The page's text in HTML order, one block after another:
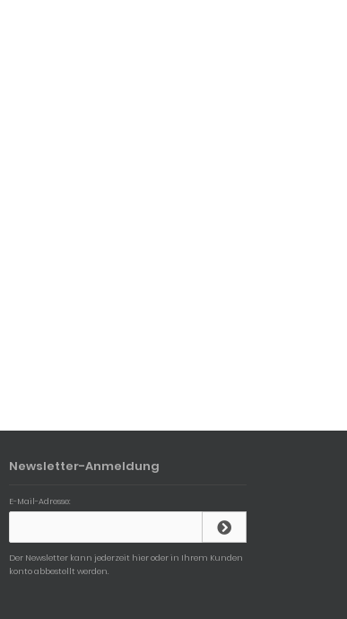
Newsletter-Anmeldung
E-Mail-Adresse:
Der Newsletter kann jederzeit hier oder in Ihrem Kunden
konto abbestellt werden.